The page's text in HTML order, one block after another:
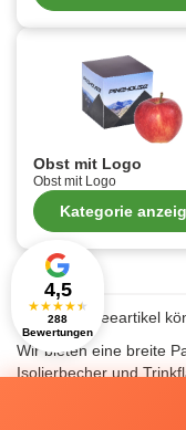
Obst mit Logo
Obst mit Logo
Kategorie
Welche Kaffeeartikel
Wir bieten eine breite
Isolierbecher und
4,5
★★★★★
288
Bewertungen